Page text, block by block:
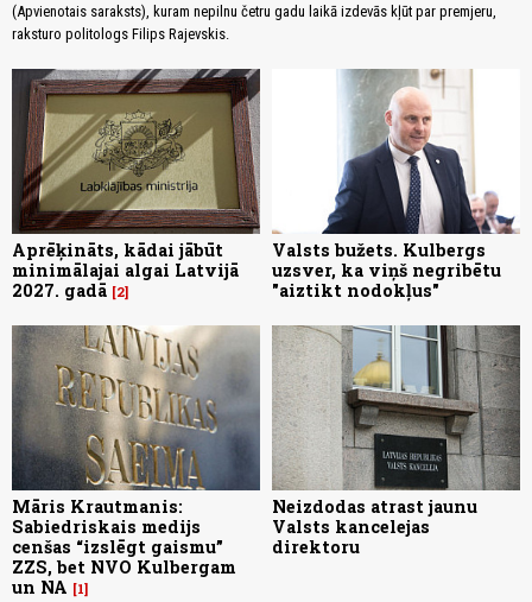
(Apvienotais saraksts), kuram nepilnu četru gadu laikā izdevās kļūt par premjeru,
raksturo politologs Filips Rajevskis.
Aprēķināts, kādai jābūt
minimālajai algai Latvijā
2027. gadā 2
Valsts bužets. Kulbergs
uzsver, ka viņš negribētu
"aiztikt nodokļus"
Māris Krautmanis:
Sabiedriskais medijs
cenšas “izslēgt gaismu”
ZZS, bet NVO Kulbergam
un NA
1
Neizdodas atrast jaunu
Valsts kancelejas
direktoru